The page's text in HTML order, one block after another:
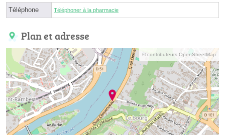
Téléphone Téléphoner à la pharmacie
Plan et adresse
© contributeurs OpenStreetMap